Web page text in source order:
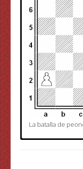
La batalla de